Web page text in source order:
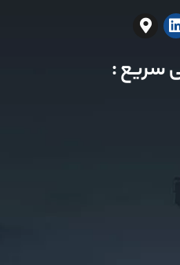
سریع :